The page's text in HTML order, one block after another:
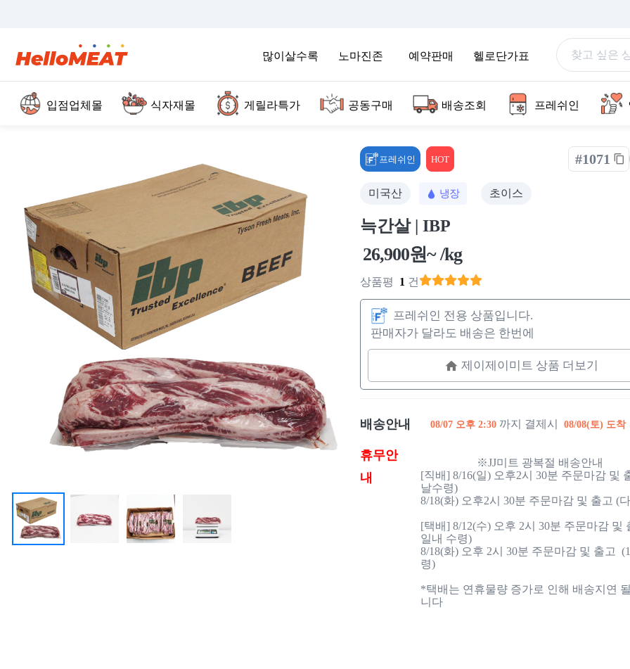
많이살수록 노마진존 예약판매 헬로단가표
입점업체몰 식자재몰 게릴라특가 공동구매 배송조회 프레쉬인
프레쉬인 HOT #1071
미국산 냉장 초이스
늑간살 | IBP
26,900원~ /kg
상품평 1 건
프레쉬인 전용 상품입니다.
판매자가 달라도 배송은 한번에
제이제이미트 상품 더보기
배송안내 08/07 오후 2:30까지 결제시 08/08(토) 도착
휴무안
내
[직배] 8/16(일) 오후2시 30분 주문마감 및
날수령)
8/18(화) 오후2시 30분 주문마감 및 출고 (
[택배] 8/12(수) 오후 2시 30분 주문마감 및
일내 수령)
8/18(화) 오후 2시 30분 주문마감 및 출고
령)
*택배는 연휴물량 증가로 인해 배송지연
니다